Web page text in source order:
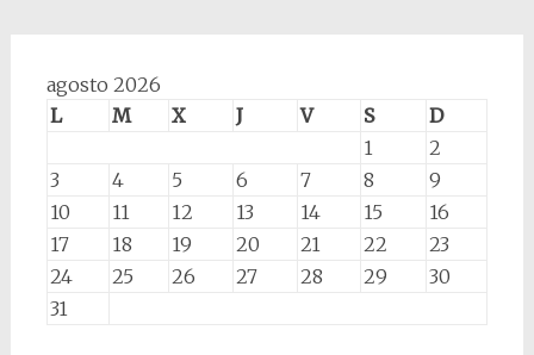
agosto 2026
L
M X J V S
D
1
2
3
4 5 6 7 8
9
10
11 12 13 14 15
16
17
18 19 20 21 22
23
24
25 26 27 28 29
30
31